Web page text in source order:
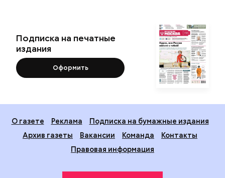
Подписка на печатные
издания
Оформить
О газете Реклама
Подписка на бумажные издания
Архив газеты
Вакансии Команда
Контакты
Правовая информация